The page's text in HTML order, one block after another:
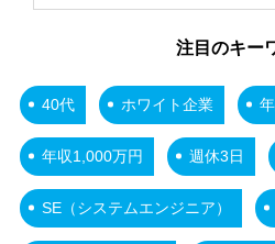
注目のキー
40代 ホワイト企業
年収1,000万円 週休3日
SE（システムエンジニア）